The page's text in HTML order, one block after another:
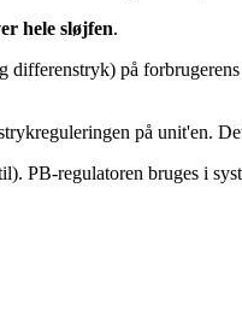
hele sløjfen.
på
på unit'en.
PB-regulatoren bruges i